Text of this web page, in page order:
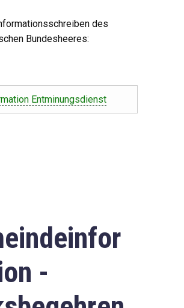
des
Bundesheeres:
Entminungsdienst
-